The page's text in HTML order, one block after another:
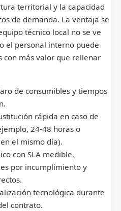
territorial y la capacidad
de demanda. La ventaja se
técnico local no se ve
el personal interno puede
con más valor que rellenar
de consumibles y tiempos
rápida en caso de
24-48 horas o
el mismo día).
con SLA medible,
por incumplimiento y
tecnológica durante
contrato.